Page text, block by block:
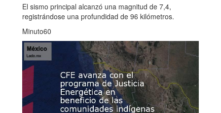
El sismo principal alcanzó una magnitud de 7,4,
registrándose una profundidad de 96 kilómetros.
Minuto60